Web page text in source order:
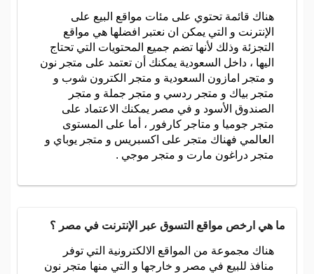
هناك قائمة تحتوي على مئات مواقع البيع على
الإنترنت و التي يمكن ان نعتبر افضلها هي مواقع
التجزئة وذلك لأنها تضم جميع المحتويات التي تحتاج
اليها ، داخل السعودية يمكنك أن تعتمد على متجر نون
و متجر امازون السعودية و متجر الكترون شوب و
متجر بياك و متجر ردسي و متجر جملة و متجر
الصندوق الأسود و في مصر يمكنك الاعتماد على
متجر جوميا و متاجر كارفور ، أما على المستوى
العالمي فهناك متجر على اكسبريس و متجر يوباي و
متجر دراغون مارت و متجر موجي .
ما هي ارخص مواقع التسوق عبر الإنترنت في مصر ؟
هناك مجموعة من المواقع الالكترونية التي توفر
منافذ للبيع في مصر و خارجها و التي منها متجر نون